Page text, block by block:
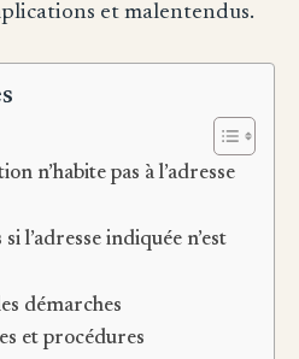
et malentendus.
n’habite pas à l’adresse
l’adresse indiquée n’est
démarches
et procédures